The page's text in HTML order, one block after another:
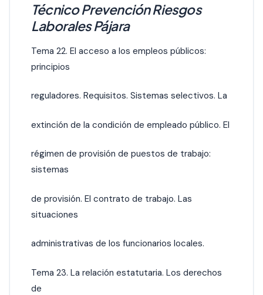
Técnico Prevención Riesgos
Laborales Pájara
Tema 22. El acceso a los empleos públicos:
principios
reguladores. Requisitos. Sistemas selectivos. La
extinción de la condición de empleado público. El
régimen de provisión de puestos de trabajo:
sistemas
de provisión. El contrato de trabajo. Las
situaciones
administrativas de los funcionarios locales.
Tema 23. La relación estatutaria. Los derechos
de